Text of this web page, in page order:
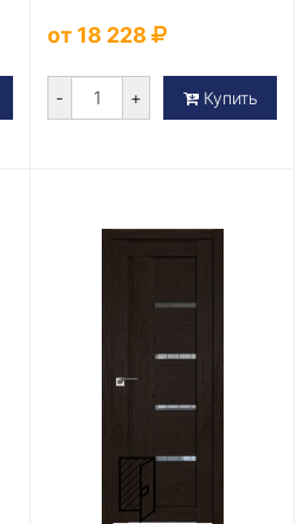
от 18 228
- + Купить